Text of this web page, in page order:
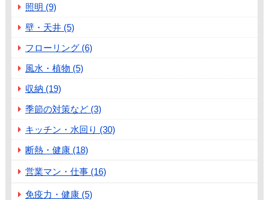
照明 (9)
壁・天井 (5)
フローリング (6)
風水・植物 (5)
収納 (19)
季節の対策など (3)
キッチン・水回り (30)
断熱・健康 (18)
営業マン・仕事 (16)
免疫力・健康 (5)